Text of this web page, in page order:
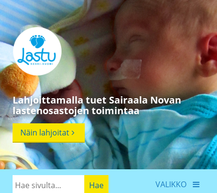
Lahjoittamalla tuet Sairaala Novan
lastenosastojen toimintaa
Näin lahjoitat
VALIKKO